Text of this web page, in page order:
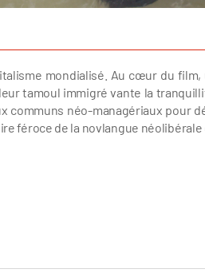
mondialisé. Au cœur du
tamoul immigré vante la
communs néo-managériaux pour
féroce de la novlangue